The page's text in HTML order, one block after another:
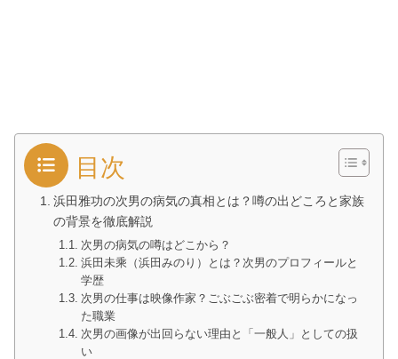
目次
浜田雅功の次男の病気の真相とは？噂の出どころと家族
の背景を徹底解説
次男の病気の噂はどこから？
浜田未乘（浜田みのり）とは？次男のプロフィールと
学歴
次男の仕事は映像作家？ごぶごぶ密着で明らかになっ
た職業
次男の画像が出回らない理由と「一般人」としての扱
い